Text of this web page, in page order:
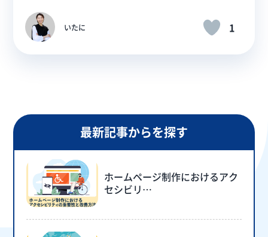
いたに 1
最新記事からを探す
ホームページ制作におけるアク
セシビリ…